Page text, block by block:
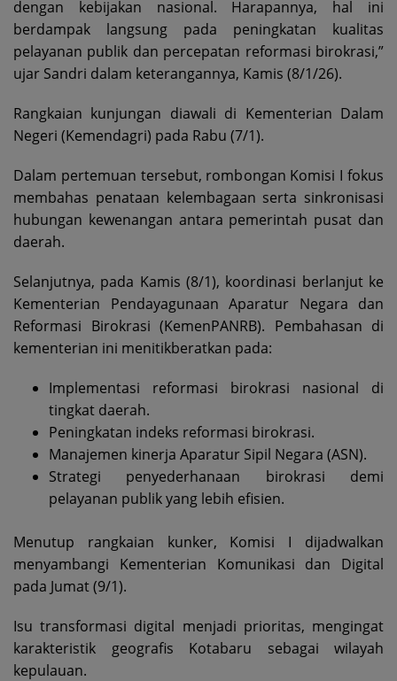
dengan kebijakan nasional. Harapannya, hal ini
berdampak langsung pada peningkatan kualitas
pelayanan publik dan percepatan reformasi birokrasi,”
ujar Sandri dalam keterangannya, Kamis (8/1/26).
Rangkaian kunjungan diawali di Kementerian Dalam
Negeri (Kemendagri) pada Rabu (7/1).
Dalam pertemuan tersebut, rombongan Komisi I fokus
membahas penataan kelembagaan serta sinkronisasi
hubungan kewenangan antara pemerintah pusat dan
daerah.
Selanjutnya, pada Kamis (8/1), koordinasi berlanjut ke
Kementerian Pendayagunaan Aparatur Negara dan
Reformasi Birokrasi (KemenPANRB). Pembahasan di
kementerian ini menitikberatkan pada:
Implementasi reformasi birokrasi nasional di
tingkat daerah.
Peningkatan indeks reformasi birokrasi.
Manajemen kinerja Aparatur Sipil Negara (ASN).
Strategi penyederhanaan birokrasi demi
pelayanan publik yang lebih efisien.
Menutup rangkaian kunker, Komisi I dijadwalkan
menyambangi Kementerian Komunikasi dan Digital
pada Jumat (9/1).
Isu transformasi digital menjadi prioritas, mengingat
karakteristik geografis Kotabaru sebagai wilayah
kepulauan.